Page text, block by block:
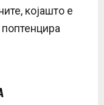
којашто е